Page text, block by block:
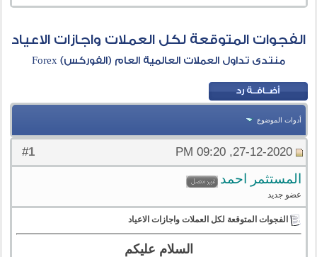
الفجوات المتوقعة لكل العملات واجازات الاعياد
منتدى تداول العملات العالمية العام (الفوركس) Forex
أدوات الموضوع
#
1 27-12-2020, 09:20 PM
المستثمر احمد
عضو جديد
الفجوات المتوقعة لكل العملات واجازات الاعياد
السلام عليكم